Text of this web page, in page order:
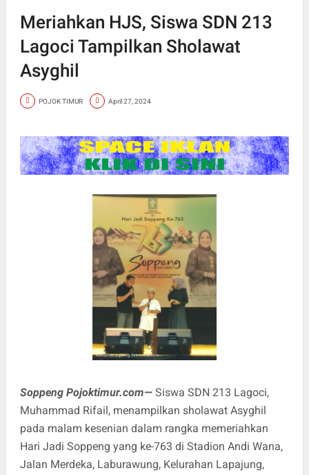
Meriahkan HJS, Siswa SDN 213
Lagoci Tampilkan Sholawat
Asyghil
POJOK TIMUR April 27, 2024
Soppeng Pojoktimur.com—Siswa SDN 213 Lagoci,
Muhammad Rifail, menampilkan sholawat Asyghil
pada malam kesenian dalam rangka memeriahkan
Hari Jadi Soppeng yang ke-763 di Stadion Andi Wana,
Jalan Merdeka, Laburawung, Kelurahan Lapajung,